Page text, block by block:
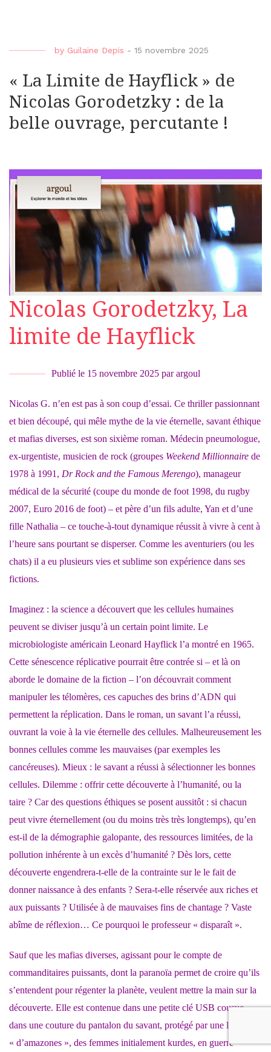
by Guilaine Depis - 15 novembre 2025
« La Limite de Hayflick » de
Nicolas Gorodetzky : de la
belle ouvrage, percutante !
Nicolas Gorodetzky, La
limite de Hayflick
Publié le 15 novembre 2025 par argoul
Nicolas G. n’en est pas à son coup d’essai. Ce thriller passionnant
et bien découpé, qui mêle mythe de la vie éternelle, savant éthique
et mafias diverses, est son sixième roman. Médecin pneumologue,
ex-urgentiste, musicien de rock (groupes Weekend Millionnaire de
1978 à 1991, Dr Rock and the Famous Merengo), manageur
médical de la sécurité (coupe du monde de foot 1998, du rugby
2007, Euro 2016 de foot) – et père d’un fils adulte, Yan et d’une
fille Nathalia – ce touche-à-tout dynamique réussit à vivre à cent à
l’heure sans pourtant se disperser. Comme les aventuriers (ou les
chats) il a eu plusieurs vies et sublime son expérience dans ses
fictions.
Imaginez : la science a découvert que les cellules humaines
peuvent se diviser jusqu’à un certain point limite. Le
microbiologiste américain Leonard Hayflick l’a montré en 1965.
Cette sénescence réplicative pourrait être contrée si – et là on
aborde le domaine de la fiction – l’on découvrait comment
manipuler les télomères, ces capuches des brins d’ADN qui
permettent la réplication. Dans le roman, un savant l’a réussi,
ouvrant la voie à la vie éternelle des cellules. Malheureusement les
bonnes cellules comme les mauvaises (par exemples les
cancéreuses). Mieux : le savant a réussi à sélectionner les bonnes
cellules. Dilemme : offrir cette découverte à l’humanité, ou la
taire ? Car des questions éthiques se posent aussitôt : si chacun
peut vivre éternellement (ou du moins très très longtemps), qu’en
est-il de la démographie galopante, des ressources limitées, de la
pollution inhérente à un excès d’humanité ? Dès lors, cette
découverte engendrera-t-elle de la contrainte sur le le fait de
donner naissance à des enfants ? Sera-t-elle réservée aux riches et
aux puissants ? Utilisée à de mauvaises fins de chantage ? Vaste
abîme de réflexion… Ce pourquoi le professeur « disparaît ».
Sauf que les mafias diverses, agissant pour le compte de
commanditaires puissants, dont la paranoïa permet de croire qu’ils
s’entendent pour régenter la planète, veulent mettre la main sur la
découverte. Elle est contenue dans une petite clé USB cousue
dans une couture du pantalon du savant, protégé par une légion
« d’amazones », des femmes initialement kurdes, en guerre